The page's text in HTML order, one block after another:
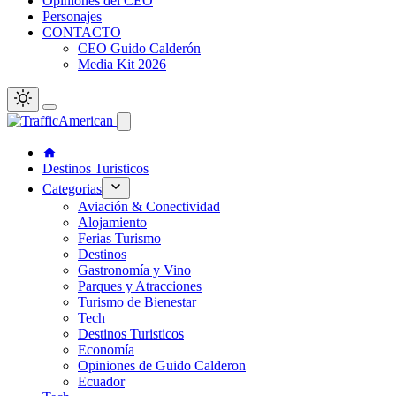
Personajes
CONTACTO
CEO Guido Calderón
Media Kit 2026
Destinos Turisticos
Categorias
Aviación & Conectividad
Alojamiento
Ferias Turismo
Destinos
Gastronomía y Vino
Parques y Atracciones
Turismo de Bienestar
Tech
Destinos Turisticos
Economía
Opiniones de Guido Calderon
Ecuador